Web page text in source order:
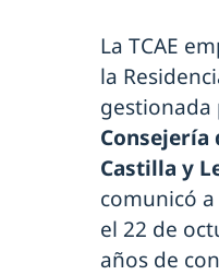
La TCAE
la
gestionada
Consejería
Castilla y
comunicó
el 22 de
años de